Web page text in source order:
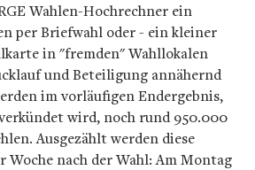
Wahlen-Hochrechner ein
per Briefwahl oder - ein kleiner
in "fremden" Wahllokalen
und Beteiligung annähernd
im vorläufigen Endergebnis,
wird, noch rund 950.000
Ausgezählt werden diese
Woche nach der Wahl: Am Montag